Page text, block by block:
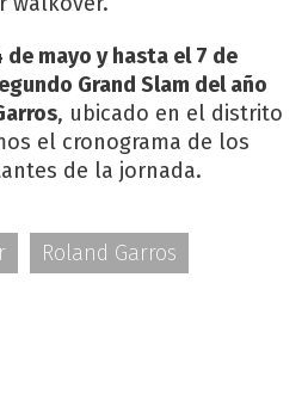
mayo y hasta el 7 de
Grand Slam del año
, ubicado en el distrito
el cronograma de los
de la jornada.
Roland Garros